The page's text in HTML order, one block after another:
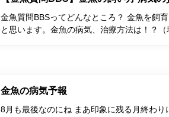
金魚質問BBSってどんなところ？ 金魚を飼
と思います。金魚の病気、治療方法は！？
金魚の病気予報
8月も最後なのにね まあ印象に残る月終わ